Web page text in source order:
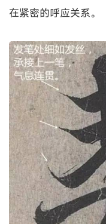
在紧密的呼应关系。